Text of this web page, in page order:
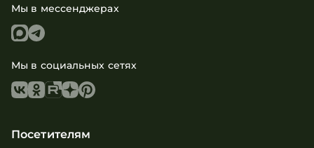
Мы в мессенджерах
Мы в социальных сетях
Посетителям